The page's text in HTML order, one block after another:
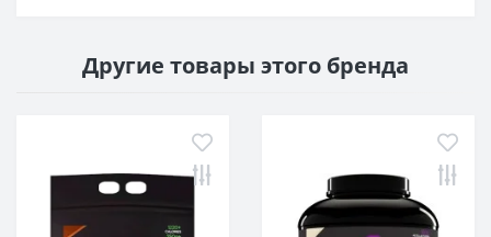
Другие товары этого бренда